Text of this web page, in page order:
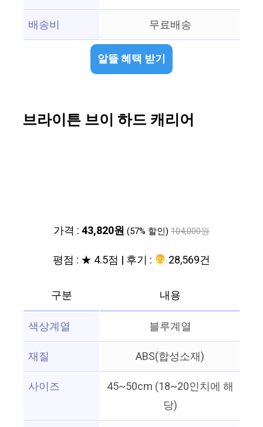
배송비
무료배송
알뜰 혜택 받기
브라이튼 브이 하드 캐리어
가격 :43,820원 (57% 할인) 104,000원
평점 : ★ 4.5점 | 후기 : ‍‍ 28,569건
구분
내용
색상계열
블루계열
재질
ABS(합성소재)
사이즈
45~50cm (18~20인치에 해
당)